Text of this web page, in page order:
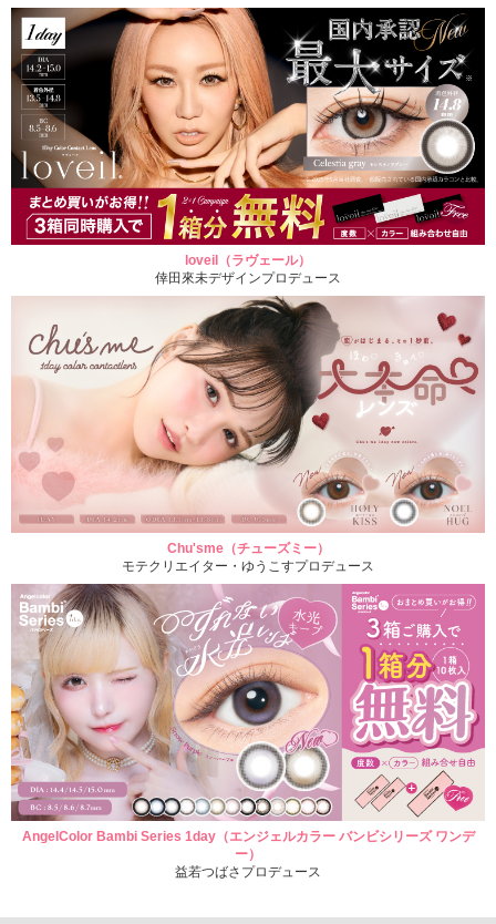
loveil（ラヴェール）
倖田來未デザインプロデュース
Chu'sme（チューズミー）
モテクリエイター・ゆうこすプロデュース
AngelColor Bambi Series 1day（エンジェルカラー バンビシリーズ ワンデ
ー）
益若つばさプロデュース